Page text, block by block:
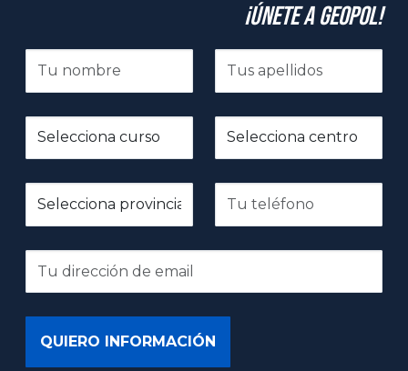
¡Únete a GeoPol!